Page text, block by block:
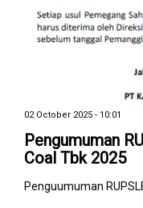
02 October 2025 - 10:01
Pengumuman
Coal Tbk 2025
Penguumuman